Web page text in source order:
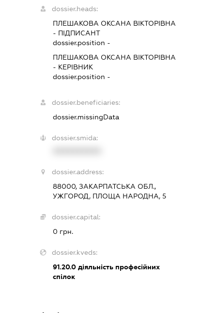
dossier.heads:
ПЛЕШАКОВА ОКСАНА ВІКТОРІВНА
- ПІДПИСАНТ
dossier.position -
ПЛЕШАКОВА ОКСАНА ВІКТОРІВНА
- КЕРІВНИК
dossier.position -
dossier.beneficiaries:
dossier.missingData
dossier.smida:
dossier.address:
88000, ЗАКАРПАТСЬКА ОБЛ.,
УЖГОРОД, ПЛОЩА НАРОДНА, 5
dossier.capital:
0 грн.
dossier.kveds:
91.20.0діяльність професійних
спілок